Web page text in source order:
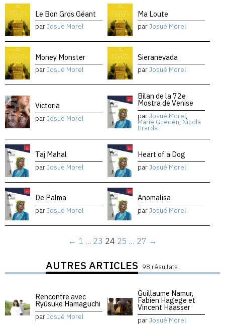
Le Bon Gros Géant
parJosué Morel
Ma Loute
parJosué Morel
Money Monster
parJosué Morel
Sieranevada
parJosué Morel
Victoria
parJosué Morel
Bilan de la 72e
Mostra de Venise
parJosué Morel,
Marie Gueden, Nicola
Brarda
Taj Mahal
parJosué Morel
Heart of a Dog
parJosué Morel
De Palma
parJosué Morel
Anomalisa
parJosué Morel
← 1 … 23 24 25 … 27 →
AUTRES ARTICLES 98 résultats
Rencontre avec
Ryūsuke Hamaguchi
parJosué Morel
Guillaume Namur,
Fabien Hagege et
Vincent Haasser
parJosué Morel